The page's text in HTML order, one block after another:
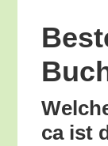
ca ist